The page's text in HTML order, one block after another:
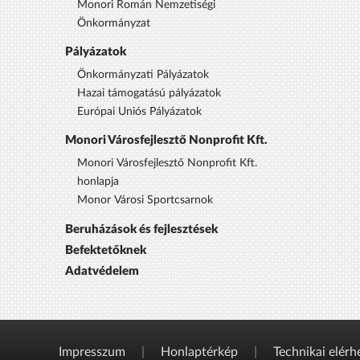
Monori Román Nemzetiségi
Önkormányzat
Pályázatok
Önkormányzati Pályázatok
Hazai támogatású pályázatok
Európai Uniós Pályázatok
Monori Városfejlesztő Nonprofit Kft.
Monori Városfejlesztő Nonprofit Kft.
honlapja
Monor Városi Sportcsarnok
Beruházások és fejlesztések
Befektetőknek
Adatvédelem
Impresszum Honlaptérkép Technikai